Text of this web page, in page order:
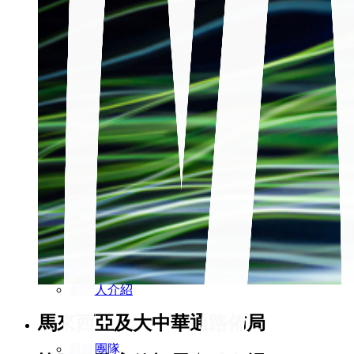
歷年里程碑
企業永續
創辦人介紹
醫師團隊
馬來西亞及大中華通路佈局